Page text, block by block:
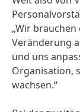
„Wir
Veränderung
und uns
Organisation,
wachsen.“